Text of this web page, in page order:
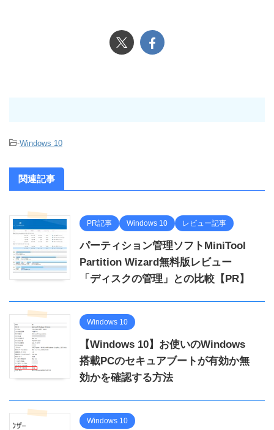
-Windows 10
関連記事
PR記事 Windows 10 レビュー記事
パーティション管理ソフトMiniTool
Partition Wizard無料版レビュー
「ディスクの管理」との比較【PR】
Windows 10
【Windows 10】お使いのWindows
搭載PCのセキュアブートが有効か無
効かを確認する方法
Windows 10